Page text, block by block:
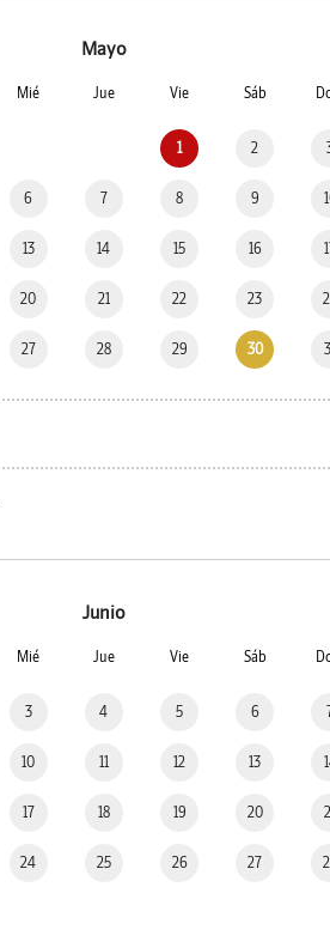
Mayo
Mié Jue Vie Sáb
1 2
6 7 8 9
13 14 15 16
20 21 22 23
27 28 29 30
Junio
Mié Jue Vie Sáb
3 4 5 6
10 11 12 13
17 18 19 20
24 25 26 27